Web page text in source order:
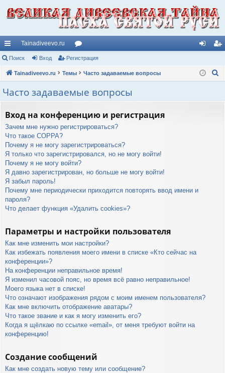
с
ы
лк
Tainadiveevo.ru
ор
ум д ис
Поиск Вход Регистрация
Tainadiveevo.ru Темы Часто задаваемые вопросы
Часто задаваемые вопросы
Вход на конференцию и регистрация
Зачем мне нужно регистрироваться?
Что такое COPPA?
Почему я не могу зарегистрироваться?
Я только что зарегистрировался, но не могу войти!
Почему я не могу войти?
Я давно зарегистрирован, но больше не могу войти!
Я забыл пароль!
Почему мне периодически приходится повторять ввод имени и
пароля?
Что делает функция «Удалить cookies»?
Параметры и настройки пользователя
Как мне изменить мои настройки?
Как избежать появления моего имени в списке «Кто сейчас на
конференции»?
На конференции неправильное время!
Я изменил часовой пояс, но время всё равно неправильное!
Моего языка нет в списке!
Что означают изображения рядом с моим именем пользователя?
Как мне включить отображение аватары?
Что такое звание и как я могу изменить его?
Когда я щёлкаю по ссылке «email», от меня требуют войти на
конференцию!
Создание сообщений
Как мне создать новую тему или сообщение?